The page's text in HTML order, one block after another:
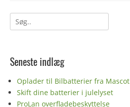
Søg
efter:
Seneste indlæg
Oplader til Bilbatterier fra Mascot
Skift dine batterier i julelyset
ProLan overfladebeskyttelse